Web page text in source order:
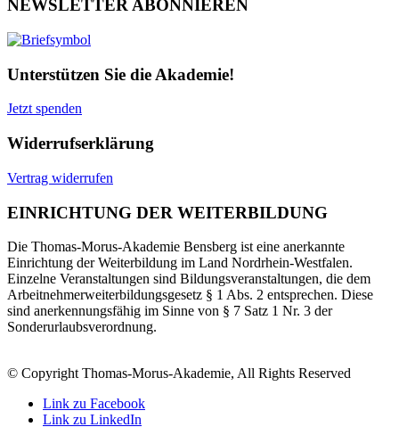
NEWSLETTER ABONNIEREN
Unterstützen Sie die Akademie!
Jetzt spenden
Widerrufserklärung
Vertrag widerrufen
EINRICHTUNG DER WEITERBILDUNG
Die Thomas-Morus-Akademie Bensberg ist eine anerkannte
Einrichtung der Weiterbildung im Land Nordrhein-Westfalen.
Einzelne Veranstaltungen sind Bildungsveranstaltungen, die dem
Arbeitnehmerweiterbildungsgesetz § 1 Abs. 2 entsprechen. Diese
sind anerkennungsfähig im Sinne von § 7 Satz 1 Nr. 3 der
Sonderurlaubsverordnung.
© Copyright Thomas-Morus-Akademie, All Rights Reserved
Link zu Facebook
Link zu LinkedIn